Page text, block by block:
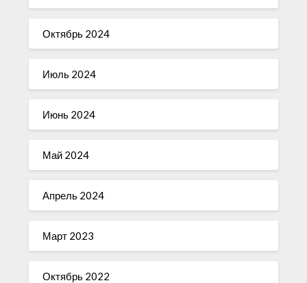
Октябрь 2024
Июль 2024
Июнь 2024
Май 2024
Апрель 2024
Март 2023
Октябрь 2022